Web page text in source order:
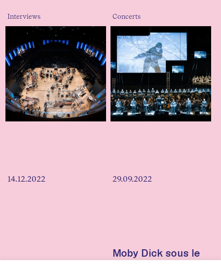
Interviews Concerts
14.12.2022 29.09.2022
Moby Dick sous le